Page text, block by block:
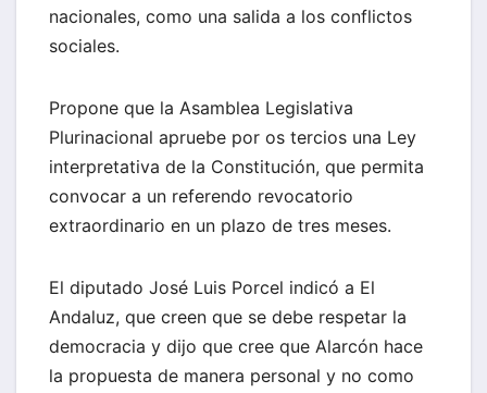
nacionales, como una salida a los conflictos
sociales.
Propone que la Asamblea Legislativa
Plurinacional apruebe por os tercios una Ley
interpretativa de la Constitución, que permita
convocar a un referendo revocatorio
extraordinario en un plazo de tres meses.
El diputado José Luis Porcel indicó a El
Andaluz, que creen que se debe respetar la
democracia y dijo que cree que Alarcón hace
la propuesta de manera personal y no como